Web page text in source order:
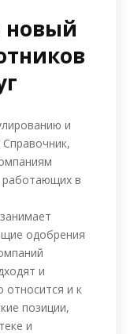
новый
и
работающих в
одобрения
и
относится и к
позиции,
и